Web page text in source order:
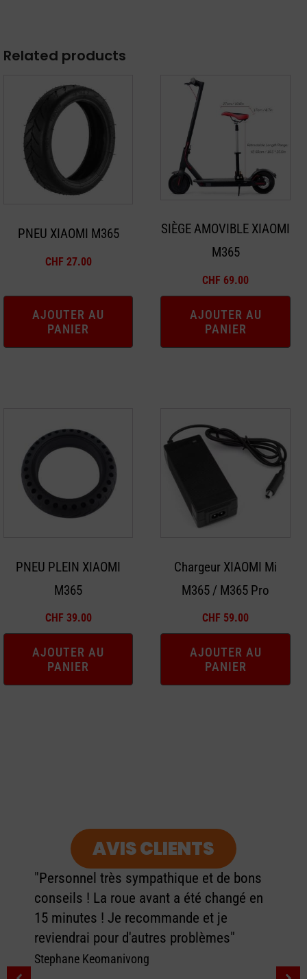
Related products
PNEU XIAOMI M365
CHF 27.00
AJOUTER AU
PANIER
SIÈGE AMOVIBLE XIAOMI
M365
CHF 69.00
AJOUTER AU
PANIER
PNEU PLEIN XIAOMI
M365
CHF 39.00
AJOUTER AU
PANIER
Chargeur XIAOMI Mi
M365 / M365 Pro
CHF 59.00
AJOUTER AU
PANIER
AVIS CLIENTS
"Personnel très sympathique et de bons
conseils ! La roue avant a été changé en
15 minutes ! Je recommande et je
reviendrai pour d'autres problèmes"
Stephane Keomanivong